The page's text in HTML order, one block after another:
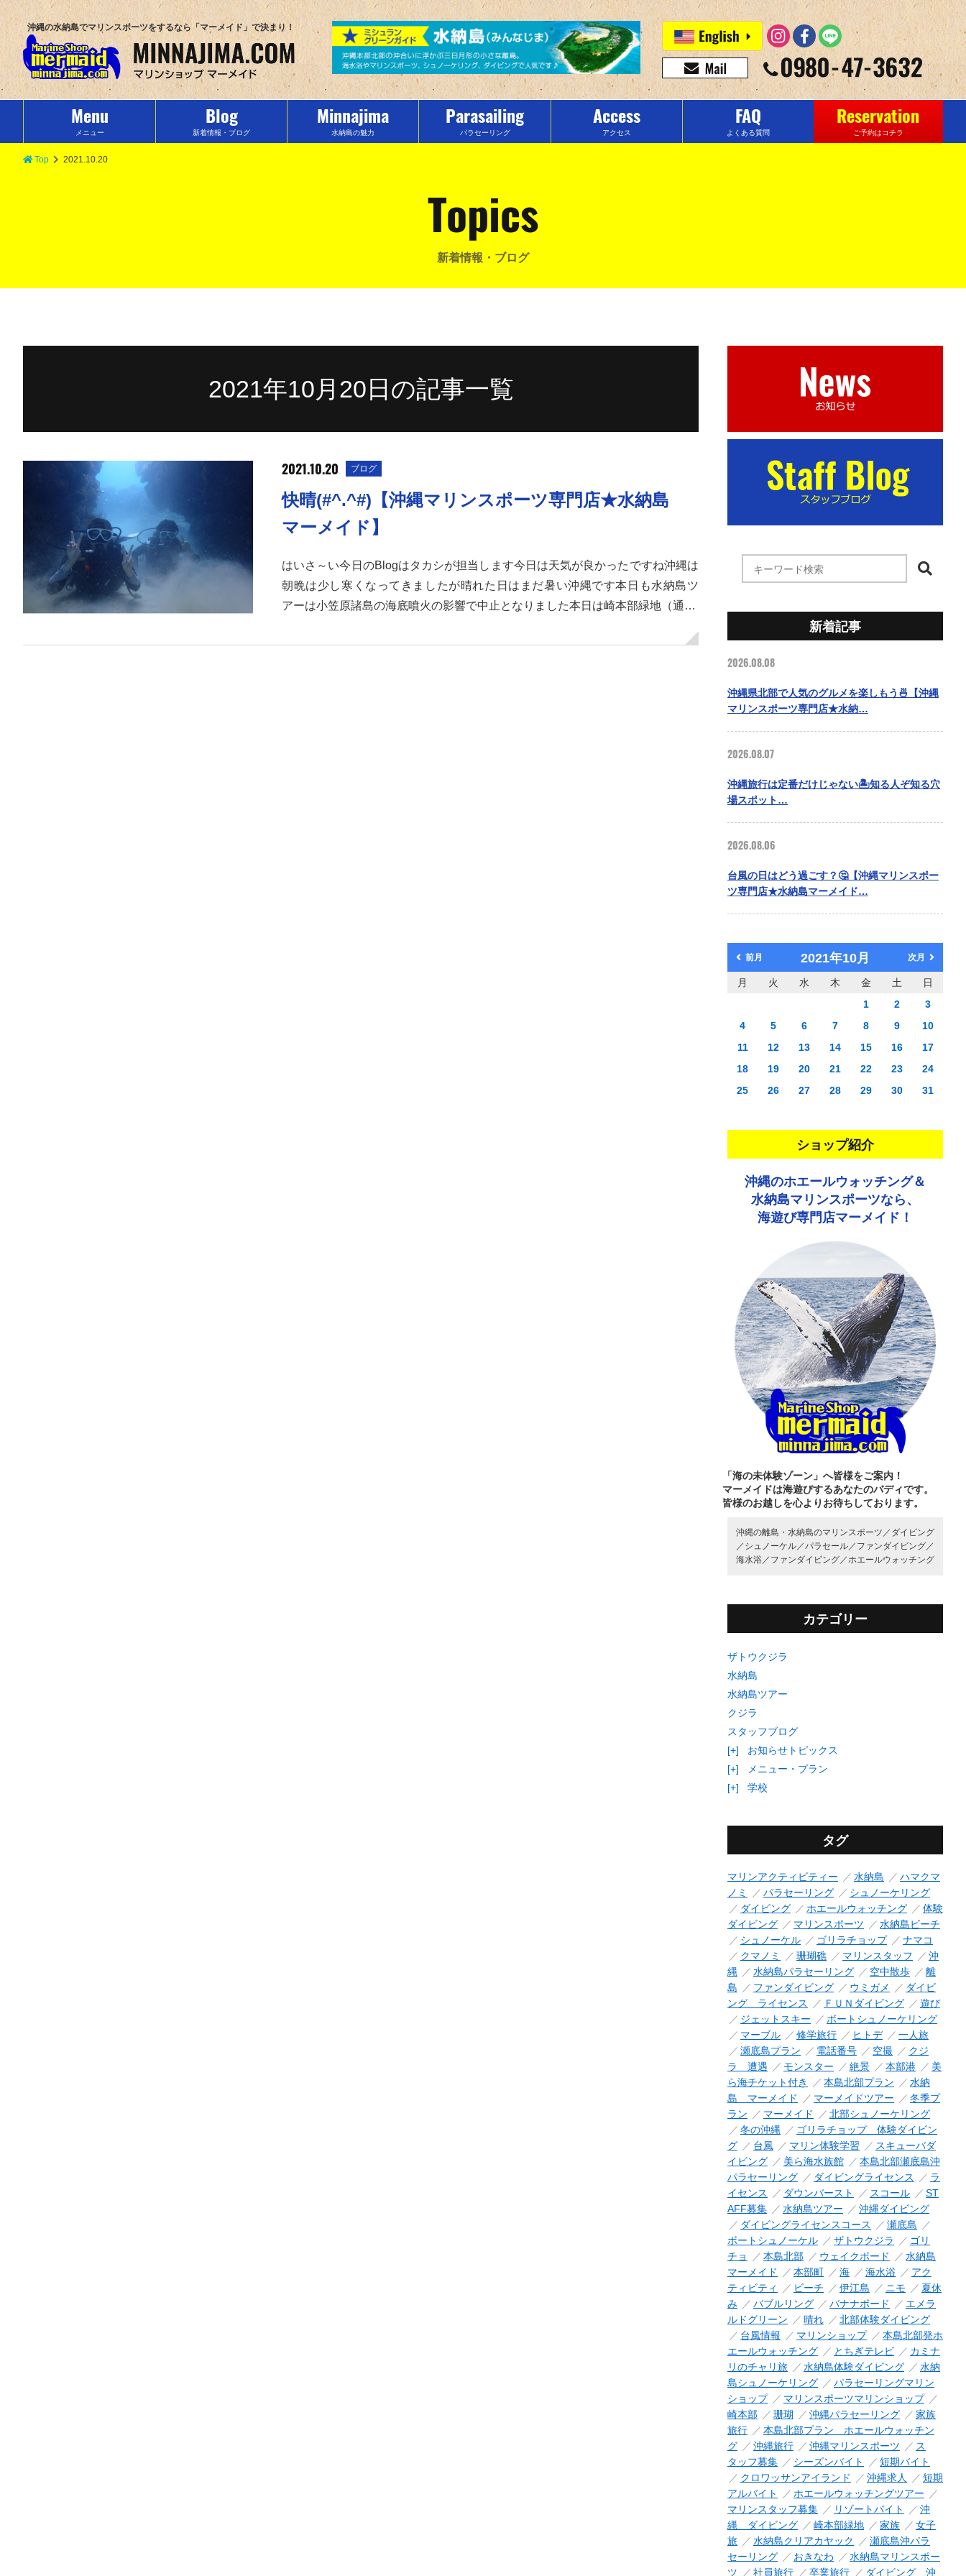
沖縄の水納島でマリンスポーツをするなら「マーメイド」で決まり！
Menu
メニュー
Blog
新着情報・ブログ
Minnajima
水納島の魅力
Parasailing
パラセーリング
Access
アクセス
FAQ
よくある質問
Reservation
ご予約はコチラ
Top 2021.10.20
Topics
新着情報・ブログ
2021年10月20日の記事一覧
2021.10.20 ブログ
快晴(#^.^#)【沖縄マリンスポーツ専門店★水納島
マーメイド】
はいさ～い今日のBlogはタカシが担当します今日は天気が良かったですね沖縄は
朝晩は少し寒くなってきましたが晴れた日はまだ暑い沖縄です本日も水納島ツ
アーは小笠原諸島の海底噴火の影響で中止となりました本日は崎本部緑地（通…
新着記事
2026.08.08
沖縄県北部で人気のグルメを楽しもう🍜【沖縄
マリンスポーツ専門店★水納…
2026.08.07
沖縄旅行は定番だけじゃない🏝️知る人ぞ知る穴
場スポット…
2026.08.06
台風の日はどう過ごす？🤔【沖縄マリンスポー
ツ専門店★水納島マーメイド…
前月 2021年10月 次月
月 火 水 木 金 土
日
1
2
3
4
5 6 7 8 9
10
11
12 13 14 15 16
17
18
19 20 21 22 23
24
25
26 27 28 29 30 31
ショップ紹介
沖縄のホエールウォッチング＆
水納島マリンスポーツなら、
海遊び専門店マーメイド！
「海の未体験ゾーン」へ皆様をご案内！
マーメイドは海遊びするあなたのバディです。
皆様のお越しを心よりお待ちしております。
沖縄の離島・水納島のマリンスポーツ／ ダイビング
／ シュノーケル／ パラセール／ ファンダイビング／
海水浴／ ファンダイビング／ ホエールウォッチング
カテゴリー
ザトウクジラ
水納島
水納島ツアー
クジラ
スタッフブログ
[+]
お知らせトピックス
[+]
メニュー・プラン
[+]
学校
タグ
マリンアクティビティー 水納島
ハマクマ
ノミ
パラセーリング
シュノーケリング
ダイビング
ホエールウォッチング
体験
ダイビング
マリンスポーツ
水納島ビーチ
シュノーケル
ゴリラチョップ
ナマコ
クマノミ
珊瑚礁 マリンスタッフ
沖
縄
水納島パラセーリング 空中散歩
離
島
ファンダイビング ウミガメ
ダイビ
ング ライセンス
ＦＵＮダイビング
遊び
ジェットスキー
ボートシュノーケリング
マーブル
修学旅行 ヒトデ
一人旅
瀬底島プラン
電話番号 空撮
クジ
ラ 遭遇
モンスター 絶景 本部港
美
ら海チケット付き
本島北部プラン
水納
島 マーメイド
マーメイドツアー
冬季プ
ラン
マーメイド
北部シュノーケリング
冬の沖縄
ゴリラチョップ 体験ダイビン
グ
台風 マリン体験学習
スキューバダ
イビング
美ら海水族館
本島北部瀬底島沖
パラセーリング
ダイビングライセンス
ラ
イセンス
ダウンバースト スコール
ST
AFF募集
水納島ツアー
沖縄ダイビング
ダイビングライセンスコース
瀬底島
ボートシュノーケル
ザトウクジラ
ゴリ
チョ
本島北部 ウェイクボード
水納島
マーメイド
本部町 海 海水浴
アク
ティビティ
ビーチ 伊江島 ニモ
夏休
み
バブルリング バナナボード
エメラ
ルドグリーン
晴れ
北部体験ダイビング
台風情報
マリンショップ
本島北部発ホ
エールウォッチング
とちぎテレビ
カミナ
リのチャリ旅
水納島体験ダイビング
水納
島シュノーケリング
パラセーリングマリン
ショップ
マリンスポーツマリンショップ
崎本部
珊瑚 沖縄パラセーリング
家族
旅行
本島北部プラン ホエールウォッチン
グ
沖縄旅行 沖縄マリンスポーツ
ス
タッフ募集
シーズンバイト
短期バイト
クロワッサンアイランド
沖縄求人
短期
アルバイト
ホエールウォッチングツアー
マリンスタッフ募集
リゾートバイト
沖
縄 ダイビング
崎本部緑地 家族
女子
旅
水納島クリアカヤック
瀬底島沖パラ
セーリング
おきなわ
水納島マリンスポー
ツ
社員旅行 卒業旅行 ダイビング 沖